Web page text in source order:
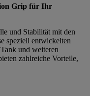
Grip für Ihr
und Stabilität mit den
speziell entwickelten
und weiteren
zahlreiche Vorteile,